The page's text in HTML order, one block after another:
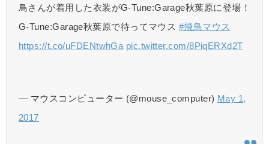
鳥さんが着用した衣装がG-Tune:Garage秋葉原に登場！
G-Tune:Garage秋葉原で待ってマウス #飛鳥マウス
https://t.co/uFDENtwhGa pic.twitter.com/8PiqERXd2T
— マウスコンピューター (@mouse_computer) May 1,
2017